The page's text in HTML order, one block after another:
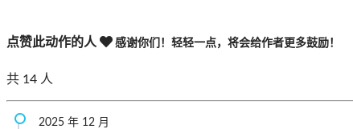
点赞此动作的人 感谢你们！轻轻一点，将会给作者更多鼓励！
共 14 人
2025 年 12 月